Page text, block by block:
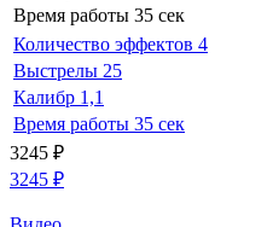
Время работы 35 сек
Количество эффектов 4
Выстрелы 25
Калибр 1,1
Время работы 35 сек
3245 ₽
3245 ₽